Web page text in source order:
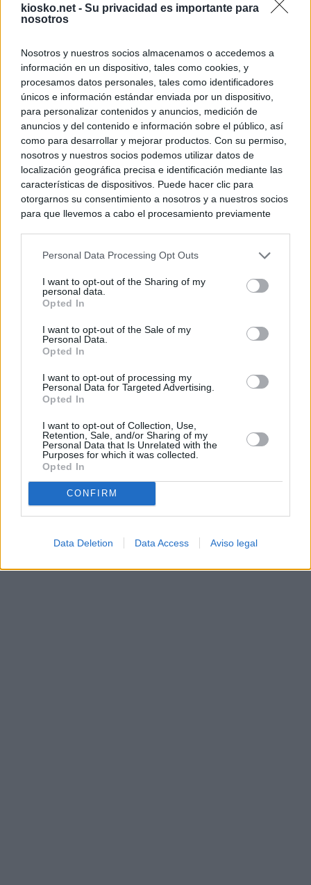
kiosko.net - Su privacidad es importante para
nosotros
Nosotros y nuestros socios almacenamos o accedemos a
información en un dispositivo, tales como cookies, y
procesamos datos personales, tales como identificadores
únicos e información estándar enviada por un dispositivo,
para personalizar contenidos y anuncios, medición de
anuncios y del contenido e información sobre el público, así
como para desarrollar y mejorar productos. Con su permiso,
nosotros y nuestros socios podemos utilizar datos de
localización geográfica precisa e identificación mediante las
características de dispositivos. Puede hacer clic para
otorgarnos su consentimiento a nosotros y a nuestros socios
para que llevemos a cabo el procesamiento previamente
negar su consentimiento. Tenga en cuenta que algún
de su consentimiento, pero usted tiene el derecho de
rechazar tal procesamiento. Sus preferencias se aplicarán
cualquier momento entrando de nuevo en este sitio web o
visitando nuestra política de privacidad.
Personal Data Processing Opt Outs
I want to opt-out of the Sharing of my
personal data.
Opted In
I want to opt-out of the Sale of my
Personal Data.
Opted In
I want to opt-out of processing my
Personal Data for Targeted Advertising.
Opted In
I want to opt-out of Collection, Use,
Retention, Sale, and/or Sharing of my
Personal Data that Is Unrelated with the
Purposes for which it was collected.
Opted In
CONFIRM
Data Deletion Data Access Aviso legal